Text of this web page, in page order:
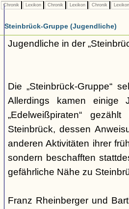
Chronik Lexikon Chronik Lexikon Chronik Lexikon
Steinbrück-Gruppe (Jugendliche)
Jugendliche in der
Die „Steinbrück-Gruppe“
Allerdings kamen einige
„Edelweißpiraten“
Steinbrück, dessen
anderen Aktivitäten ihrer
sondern beschafften
gefährliche Nähe zu
Franz Rheinberger und